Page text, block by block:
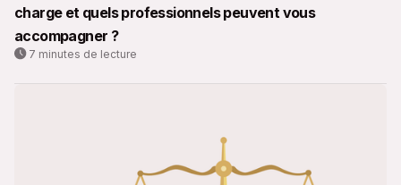
charge et quels professionnels peuvent vous
accompagner ?
7 minutes de lecture